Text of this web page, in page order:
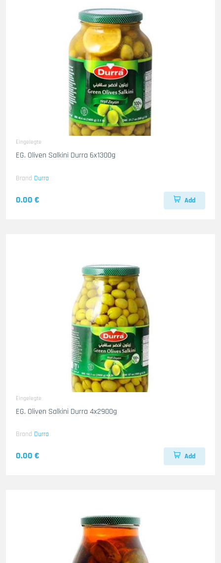
Eingelegte
EG. Oliven Salkini Durra 6x1300g
Brand Durra
0.00 € Add
Eingelegte
EG. Oliven Salkini Durra 4x2900g
Brand Durra
0.00 € Add